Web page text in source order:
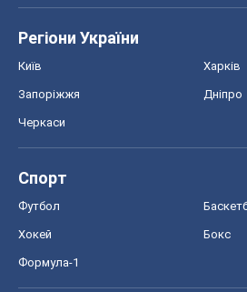
Регіони України
Київ Харків
Запоріжжя Дніпро
Черкаси
Спорт
Футбол
Хокей Бокс
Формула-1